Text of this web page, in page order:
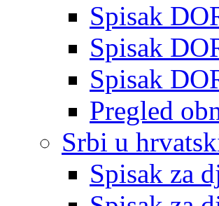
Spisak
Spisak
Spisak
Pregled
Srbi u
Spisak za